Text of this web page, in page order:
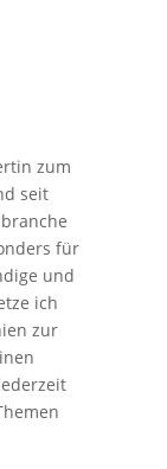
zum
seit
für
und
ich
zur